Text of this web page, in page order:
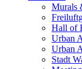
Murals
Hall of
Urban
Urban
Stadt